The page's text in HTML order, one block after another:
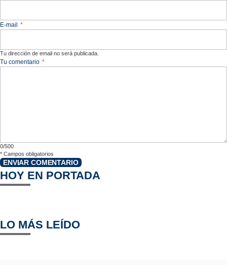
E-mail *
Tu dirección de email no será publicada.
Tu comentario *
0/500
* Campos obligatorios
ENVIAR COMENTARIO
HOY EN PORTADA
LO MÁS LEÍDO